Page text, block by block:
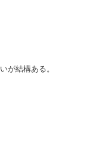
が結構ある。